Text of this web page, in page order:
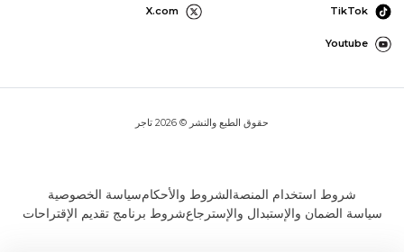
TikTok
X.com
Youtube
حقوق الطبع والنشر © 2026 تاجر
شروط استخدام المنصةالشروط والأحكامسياسة الخصوصية
سياسة الضمان والإستبدال والإسترجاعشروط برنامج تقديم الإقتراحات